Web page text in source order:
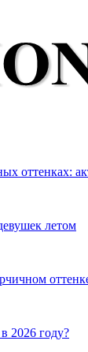
оттенках:
летом
2026 году?